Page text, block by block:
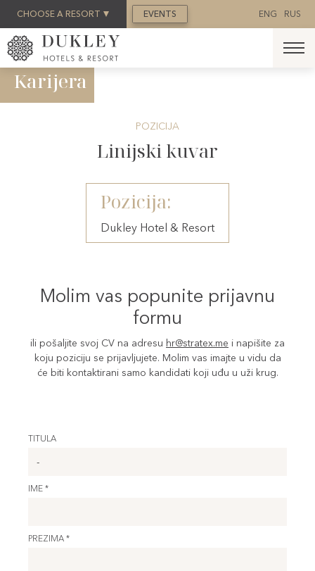
CHOOSE A RESORT EVENTS ENG RUS
Karijera
POZICIJA
Linijski kuvar
Pozicija:
Dukley Hotel & Resort
Molim vas popunite prijavnu
formu
ili pošaljite svoj CV na adresu hr@stratex.me i napišite za
koju poziciju se prijavljujete. Molim vas imajte u vidu da
će biti kontaktirani samo kandidati koji uđu u uži krug.
TITULA
IME *
PREZIMA *